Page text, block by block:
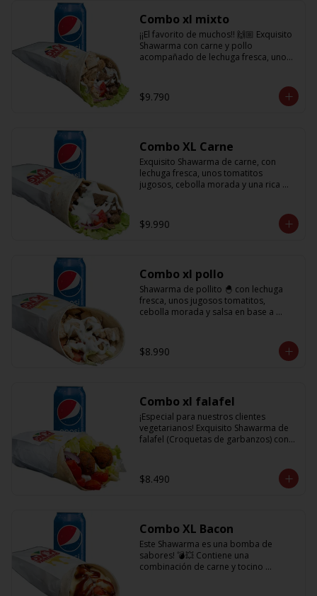
Combo xl mixto
¡¡El favorito de muchos!! 🙌🏼 Exquisito
Shawarma con carne y pollo
acompañado de lechuga fresca, unos
refrescante bebida de 350 cc
$9.790
Combo XL Carne
Exquisito Shawarma de carne, con
lechuga fresca, unos tomatitos
jugosos, cebolla morada y una rica
$9.990
Combo xl pollo
Shawarma de pollito 🐣 con lechuga
fresca, unos jugosos tomatitos,
cebolla morada y salsa en base a
$8.990
Combo xl falafel
¡Especial para nuestros clientes
vegetarianos! Exquisito Shawarma de
falafel (Croquetas de garbanzos) con
lactonesa  +  refrescante bebida 350 cc
$8.490
Combo XL Bacon
Este Shawarma es una bomba de
sabores! 💣💥 Contiene una
combinación de carne y tocino